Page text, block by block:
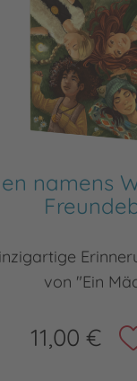
namens
von "Ein
11,00 €